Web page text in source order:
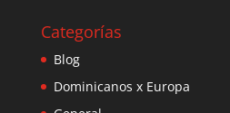
Categorías
Blog
Dominicanos x Europa